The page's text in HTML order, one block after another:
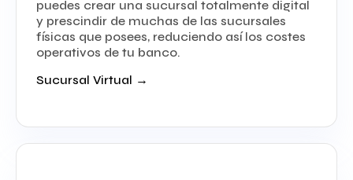
puedes crear una sucursal totalmente digital
y prescindir de muchas de las sucursales
físicas que posees, reduciendo así los costes
operativos de tu banco.
Sucursal Virtual →